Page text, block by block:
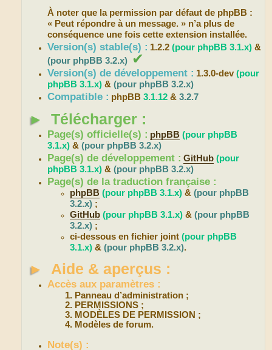
À noter que la permission par défaut de phpBB :
« Peut répondre à un message. » n’a plus de
conséquence une fois cette extension installée.
Version(s) stable(s) : 1.2.2(pour phpBB 3.1.x) &
(pour phpBB 3.2.x) ✔
Version(s) de développement : 1.3.0-dev(pour
phpBB 3.1.x) &(pour phpBB 3.2.x)
Compatible : phpBB3.1.12 &3.2.7
► Télécharger :
Page(s) officielle(s) : phpBB (pour phpBB
3.1.x) &(pour phpBB 3.2.x)
Page(s) de développement : GitHub (pour
phpBB 3.1.x) &(pour phpBB 3.2.x)
Page(s) de la traduction française :
phpBB (pour phpBB 3.1.x) &(pour phpBB
3.2.x) ;
GitHub (pour phpBB 3.1.x) &(pour phpBB
3.2.x) ;
ci-dessous en fichier joint(pour phpBB
3.1.x) &(pour phpBB 3.2.x).
► Aide & aperçus :
Accès aux paramètres :
Panneau d’administration ;
PERMISSIONS ;
MODÈLES DE PERMISSION ;
Modèles de forum.
Note(s) :